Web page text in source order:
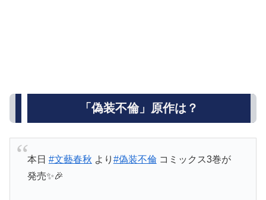
「偽装不倫」原作は？
本日 #文藝春秋 より #偽装不倫 コミックス3巻が
発売✨🎉